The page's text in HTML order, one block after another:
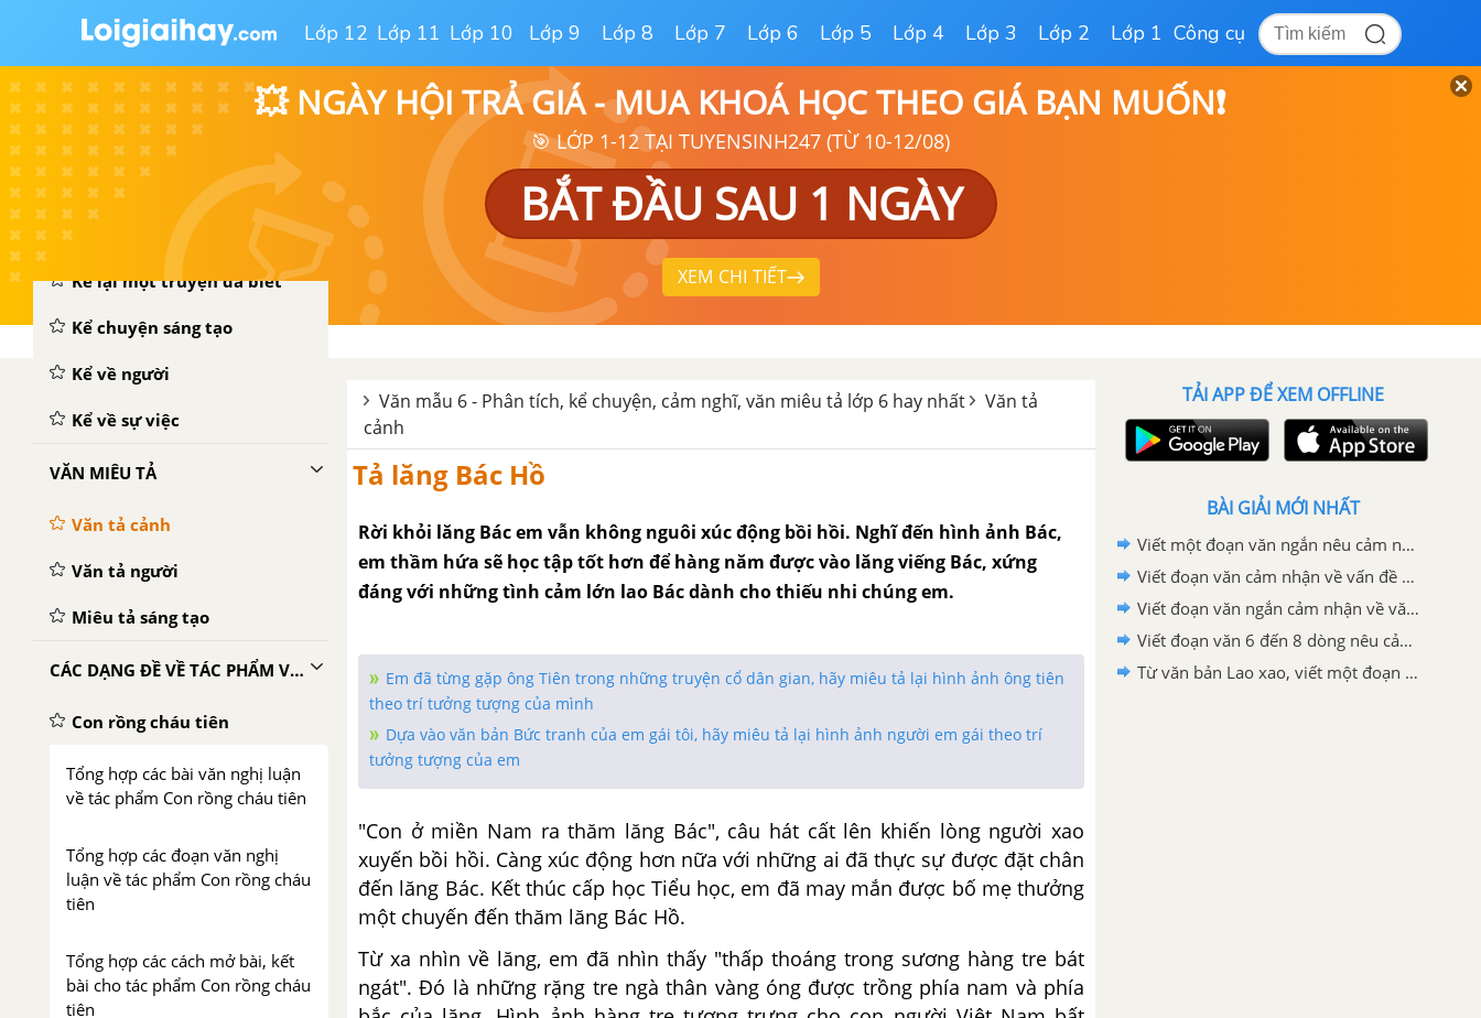
Lớp 12 Lớp 11 Lớp 10 Lớp 9 Lớp 8 Lớp 7 Lớp 6 Lớp 5 Lớp 4 Lớp 3 Lớp 2 Lớp 1 Công cụ
💥 NGÀY HỘI TRẢ GIÁ - MUA KHOÁ HỌC THEO GIÁ BẠN MUỐN❗
🎯 LỚP 1-12 TẠI TUYENSINH247 (TỪ 10-12/08)
BẮT ĐẦU SAU 1 NGÀY
XEM CHI TIẾT
VĂN KỂ CHUYỆN
Kể lại một truyện đã biết
Kể chuyện sáng tạo
Kể về người
Kể về sự việc
VĂN MIÊU TẢ
Văn tả cảnh
Văn tả người
Miêu tả sáng tạo
CÁC DẠNG ĐỀ VỀ TÁC PHẨM VĂN HỌC
Con rồng cháu tiên
Tổng hợp các bài văn nghị luận
về tác phẩm Con rồng cháu tiên
Tổng hợp các đoạn văn nghị
luận về tác phẩm Con rồng cháu
tiên
Tổng hợp các cách mở bài, kết
bài cho tác phẩm Con rồng cháu
tiên
Văn mẫu 6 - Phân tích, kể chuyện, cảm nghĩ, văn miêu tả lớp 6 hay nhất
Văn tả
cảnh
Tả lăng Bác Hồ
Rời khỏi lăng Bác em vẫn không nguôi xúc động bồi hồi. Nghĩ đến hình ảnh Bác,
em thầm hứa sẽ học tập tốt hơn để hàng năm được vào lăng viếng Bác, xứng
đáng với những tình cảm lớn lao Bác dành cho thiếu nhi chúng em.
Em đã từng gặp ông Tiên trong những truyện cổ dân gian, hãy miêu tả lại hình ảnh ông tiên
theo trí tưởng tượng của mình
Dựa vào văn bản Bức tranh của em gái tôi, hãy miêu tả lại hình ảnh người em gái theo trí
tưởng tượng của em
"Con ở miền Nam ra thăm lăng Bác", câu hát cất lên khiến lòng người xao
xuyến bồi hồi. Càng xúc động hơn nữa với những ai đã thực sự được đặt chân
đến lăng Bác. Kết thúc cấp học Tiểu học, em đã may mắn được bố mẹ thưởng
một chuyến đến thăm lăng Bác Hồ.
Từ xa nhìn về lăng, em đã nhìn thấy "thấp thoáng trong sương hàng tre bát
ngát". Đó là những rặng tre ngà thân vàng óng được trồng phía nam và phía
TẢI APP ĐỂ XEM OFFLINE
BÀI GIẢI MỚI NHẤT
Viết một đoạn văn ngắn nêu cảm nghĩ của em về động Phong Nha
Viết đoạn văn cảm nhận về vấn đề được đặt ra trong văn bản Bức thư của thủ lĩnh da đỏ
Viết đoạn văn ngắn cảm nhận về văn bản "Bức thư của thủ lĩnh da đỏ"
Viết đoạn văn 6 đến 8 dòng nêu cảm nhận của em sau khi học xong văn bản Lao xao
Từ văn bản Lao xao, viết một đoạn văn tả khu vườn vào buổi sáng